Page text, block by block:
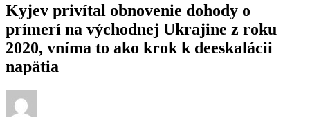
Kyjev privítal obnovenie dohody o
prímerí na východnej Ukrajine z roku
2020, vníma to ako krok k deeskalácii
napätia